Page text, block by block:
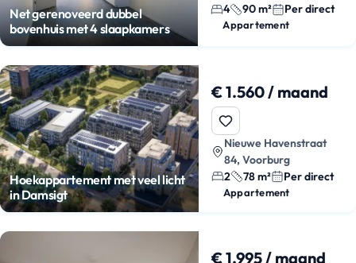
Net gerenoveerd dubbel
bovenhuis met 4 slaapkamers
4
90 m² Per direct
Appartement
Hoekappartement met veel licht
in Damsigt
€ 1.560 / maand
Nieuwe Havenstraat
84, Voorburg
2
78 m² Per direct
Appartement
€ 1.995 / maand